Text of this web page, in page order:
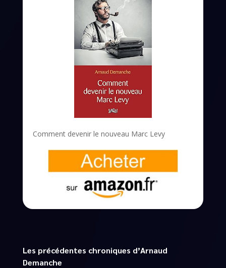
Comment devenir le nouveau Marc Levy
Les précédentes chroniques d’Arnaud
Demanche